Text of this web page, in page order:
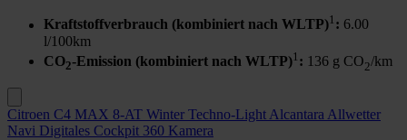
Kraftstoffverbrauch (kombiniert nach WLTP)1 : 6.00
l/100km
CO2-Emission (kombiniert nach WLTP)1 : 136 g CO2/km
Citroen C4 MAX 8-AT Winter Techno-Light Alcantara Allwetter
Navi Digitales Cockpit 360 Kamera